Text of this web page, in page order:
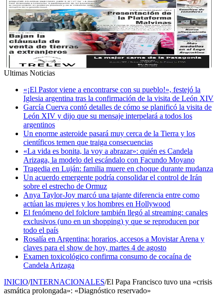
Ultimas Noticias
«¡El Pastor viene a encontrarse con su pueblo!», festejó la
Iglesia argentina tras la confirmación de la visita de León XIV
García Cuerva contó detalles de cómo se planificó la visita de
León XIV y dijo que su mensaje interpelará a todos los
argentinos
Un enorme asteroide pasará muy cerca de la Tierra y los
científicos temen que traiga consecuencias
«La vida es bonita, la voy a abrazar»: quién es Candela
Arizaga, la modelo del escándalo con Facundo Moyano
Tragedia en Luján: familia muere en choque durante mudanza
Un acuerdo emergente podría consolidar el control de Irán
sobre el estrecho de Ormuz
Anya Taylor-Joy marcó una tajante diferencia entre como
actúan las mujeres y los hombres en Hollywood
El fenómeno del folclore también llegó al streaming: canales
exclusivos (uno en un shopping) y que se reproducen por
todo el país
Rosalía en Argentina: horarios, accesos a Movistar Arena y
claves para el show de hoy, martes 4 de agosto
Examen toxicológico confirma consumo de cocaína de
Candela Arizaga
INICIO/INTERNACIONALES/El Papa Francisco tuvo una «crisis
asmática prolongada»: «Diagnóstico reservado»